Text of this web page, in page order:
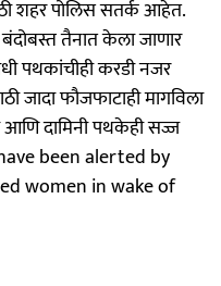
शहर पोलिस सतर्क आहेत.
तैनात केला जाणार
पथकांचीही करडी नजर
जादा फौजफाटाही मागविला
आणि दामिनी पथकेही सज्ज
been alerted by
women in wake of